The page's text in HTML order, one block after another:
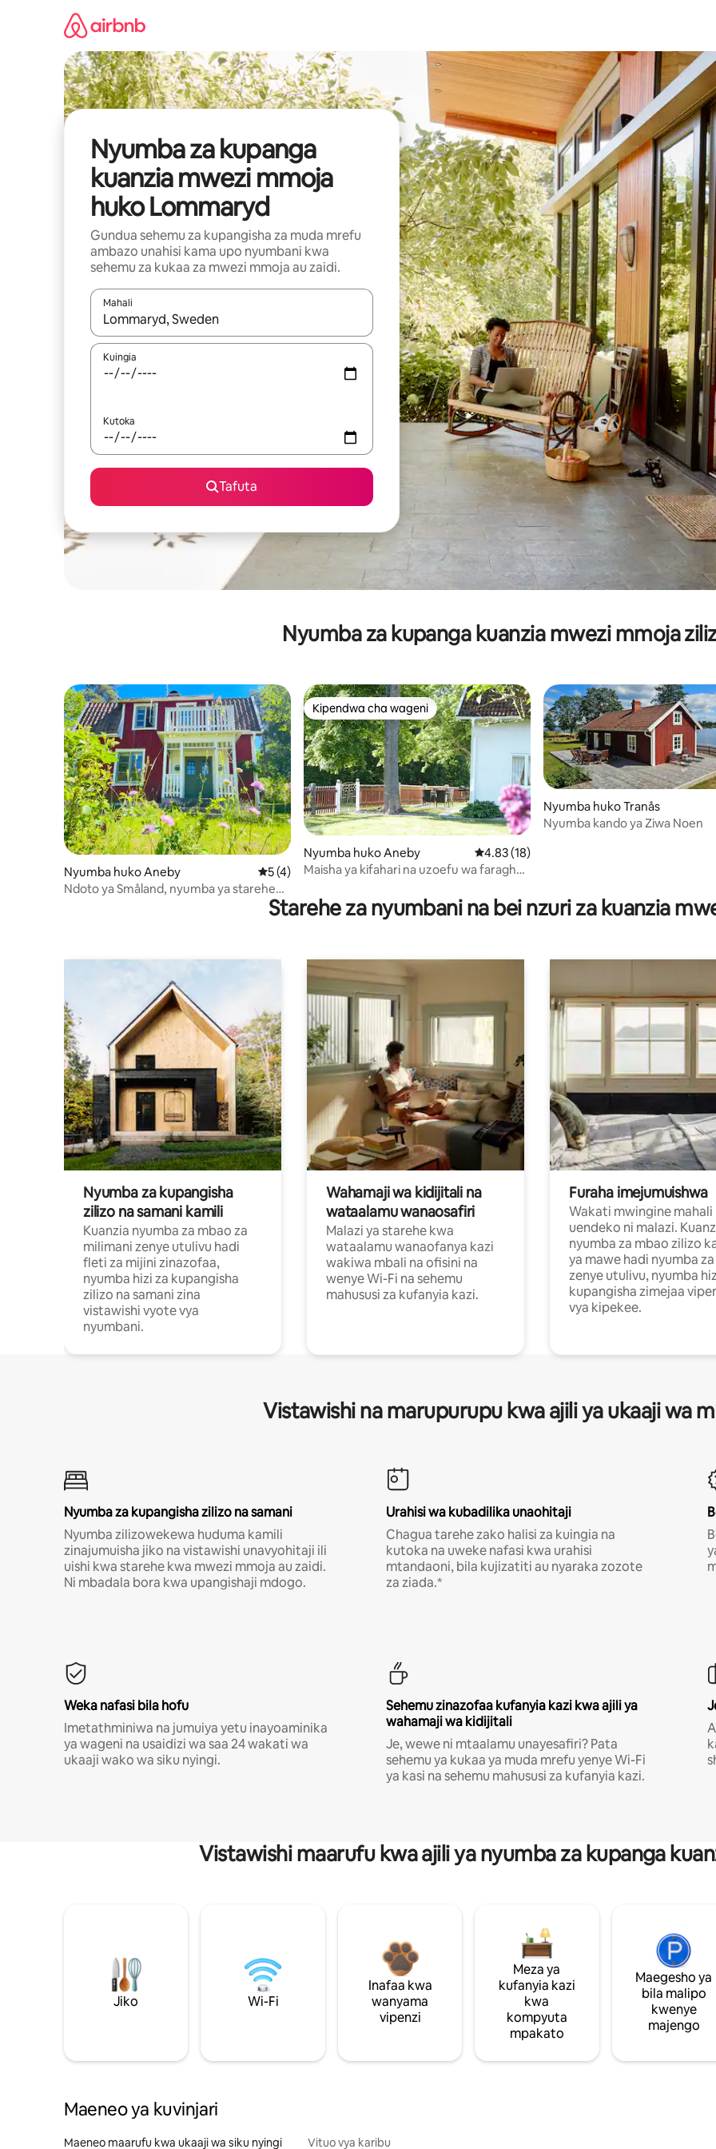
Nyumba za kupanga
kuanzia mwezi mmoja
huko Lommaryd
Gundua sehemu za kupangisha za muda mrefu
ambazo unahisi kama upo nyumbani kwa
sehemu za kukaa za mwezi mmoja au zaidi.
Mahali
Wakati matokeo yanapatikana, vinjari kwa kutumia vitufe vya vishale vya juu na chini au uchunguze kwa kugusa au
Kuingia
Kutoka
Tafuta
Nyumba za kupanga kuanzia mwezi mmoja
Nyumba huko Aneby Ukadiriaji wa wastani wa 5 kati ya 5, tathmini 4
5 (4)
Ndoto ya Småland, nyumba ya starehe
Kipendwa cha wageni
Kipendwa cha wageni
Nyumba huko Aneby Ukadiriaji wa wastani wa 4.83 kati ya 5,
4.83 (18)
Maisha ya kifahari na uzoefu wa faragha
Nyumba huko Tranås
Nyumba kando ya Ziwa Noen
Starehe za nyumbani na bei nzuri za kuanzia
Nyumba za kupangisha
zilizo na samani kamili
Kuanzia nyumba za mbao za
milimani zenye utulivu hadi
fleti za mijini zinazofaa,
nyumba hizi za kupangisha
zilizo na samani zina
vistawishi vyote vya
nyumbani.
Wahamaji wa kidijitali na
wataalamu wanaosafiri
Malazi ya starehe kwa
wataalamu wanaofanya kazi
wakiwa mbali na ofisini na
wenye Wi-Fi na sehemu
mahususi za kufanyia kazi.
Furaha imejumuishwa
Wakati mwingine mahali
uendeko ni malazi.
nyumba za mbao zilizo
ya mawe hadi nyumba
zenye utulivu, nyumba
kupangisha zimejaa
vya kipekee.
Vistawishi na marupurupu kwa ajili ya ukaaji wa
Nyumba za kupangisha zilizo na samani
Nyumba zilizowekewa huduma kamili
zinajumuisha jiko na vistawishi unavyohitaji ili
uishi kwa starehe kwa mwezi mmoja au zaidi.
Ni mbadala bora kwa upangishaji mdogo.
Urahisi wa kubadilika unaohitaji
Chagua tarehe zako halisi za kuingia na
kutoka na uweke nafasi kwa urahisi
mtandaoni, bila kujizatiti au nyaraka zozote
za ziada.*
Weka nafasi bila hofu
Imetathminiwa na jumuiya yetu inayoaminika
ya wageni na usaidizi wa saa 24 wakati wa
ukaaji wako wa siku nyingi.
Sehemu zinazofaa kufanyia kazi kwa ajili ya
wahamaji wa kidijitali
Je, wewe ni mtaalamu unayesafiri? Pata
sehemu ya kukaa ya muda mrefu yenye Wi-Fi
ya kasi na sehemu mahususi za kufanyia kazi.
Vistawishi maarufu kwa ajili ya nyumba za kupanga
Jiko Wi-Fi
Inafaa kwa
wanyama
vipenzi
Meza ya
kufanyia kazi
kwa
kompyuta
mpakato
Maegesho ya
bila malipo
kwenye
majengo
Maeneo ya kuvinjari
Maeneo maarufu kwa ukaaji wa siku nyingi Vituo vya karibu